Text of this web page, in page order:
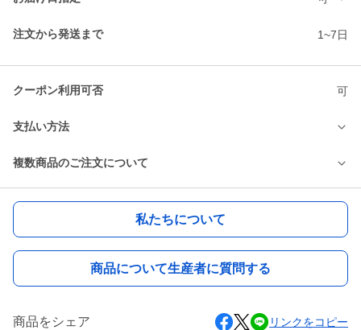
注文から発送まで 1~7日
クーポン利用可否 可
支払い方法
複数商品のご注文について
私たちについて
商品について生産者に質問する
商品をシェア リンクをコピー